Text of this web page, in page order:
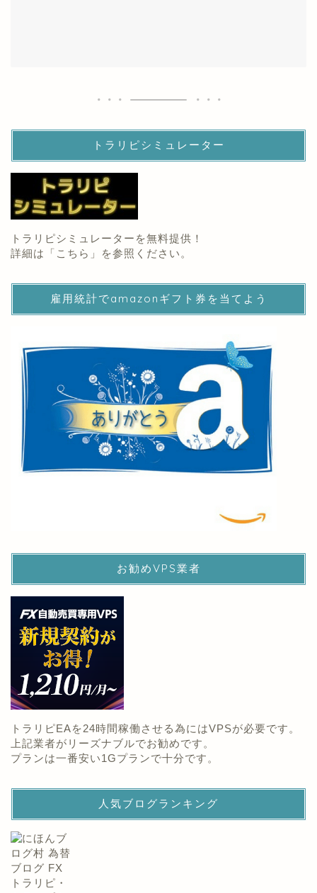
トラリピシミュレーター
トラリピシミュレーターを無料提供！
詳細は「 こちら 」を参照ください。
雇用統計でamazonギフト券を当てよう
お勧めVPS業者
トラリピEAを24時間稼働させる為にはVPSが必要です。
上記業者がリーズナブルでお勧めです。
プランは一番安い1Gプランで十分です。
人気ブログランキング